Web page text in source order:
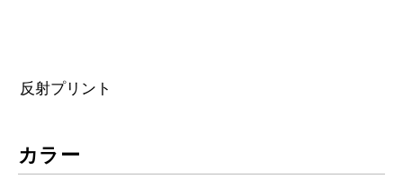
反射プリント
カラー